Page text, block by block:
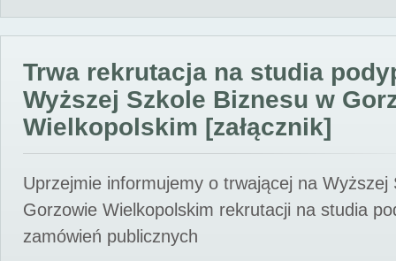
Trwa rekrutacja na studia
Wyższej Szkole Biznesu w
Wielkopolskim [załącznik]
Uprzejmie informujemy o trwającej na Wyższej
Gorzowie Wielkopolskim rekrutacji na studia
zamówień publicznych